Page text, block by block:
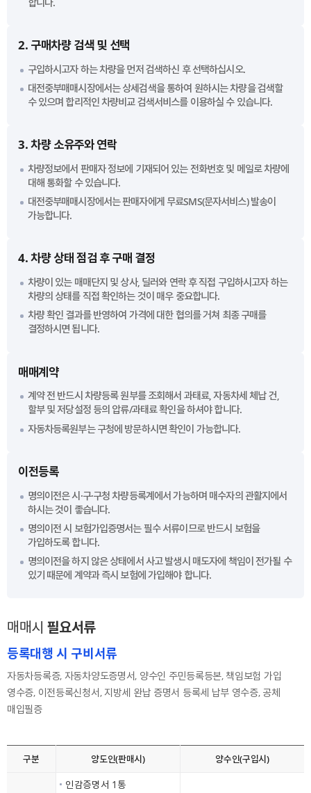
2. 구매차량 검색 및 선택
구입하시고자 하는 차량을 먼저 검색하신 후 선택하십시오.
대전중부매매시장에서는 상세검색을 통하여 원하시는 차량을 검색할
수 있으며 합리적인 차량비교 검색서비스를 이용하실 수 있습니다.
3. 차량 소유주와 연락
차량정보에서 판매자 정보에 기재되어 있는 전화번호 및 메일로 차량에
대해 통화할 수 있습니다.
대전중부매매시장에서는 판매자에게 무료SMS(문자서비스) 발송이
가능합니다.
4. 차량 상태 점검 후 구매 결정
차량이 있는 매매단지 및 상사, 딜러와 연락 후 직접 구입하시고자 하는
차량의 상태를 직접 확인하는 것이 매우 중요합니다.
차량 확인 결과를 반영하여 가격에 대한 협의를 거쳐 최종 구매를
결정하시면 됩니다.
매매계약
계약 전 반드시 차량등록 원부를 조회해서 과태료, 자동차세 체납 건,
할부 및 저당설정 등의 압류/과태료 확인을 하셔야 합니다.
자동차등록원부는 구청에 방문하시면 확인이 가능합니다.
이전등록
명의이전은 시·구·구청 차량등록계에서 가능하며 매수자의 관활지에서
하시는 것이 좋습니다.
명의이전 시 보험가입증명서는 필수 서류이므로 반드시 보험을
가입하도록 합니다.
명의이전을 하지 않은 상태에서 사고 발생시 매도자에 책임이 전가될 수
있기 때문에 계약과 즉시 보험에 가입해야 합니다.
매매시 필요서류
등록대행 시 구비서류
자동차등록증, 자동차양도증명서, 양수인 주민등록등본, 책임보험 가입
영수증, 이전등록신청서, 지방세 완납 증명서 등록세 납부 영수증, 공체
매입필증
구분 양도인(판매시) 양수인(구입시)
인감증명서 1통